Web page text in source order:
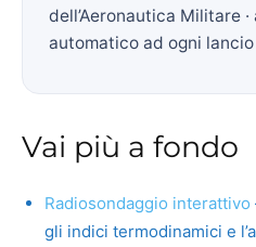
dell’Aeronautica Militare
automatico ad ogni
Vai più a fondo
Radiosondaggio interattivo
gli indici termodinamici e